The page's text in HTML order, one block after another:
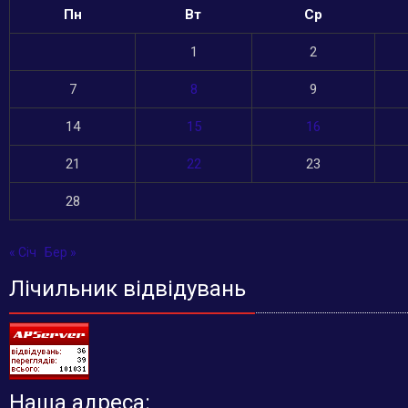
Пн Вт Ср
1 2
7 8 9
14 15 16
21 22 23
28
« Січ Бер »
Лічильник відвідувань
Наша адреса: